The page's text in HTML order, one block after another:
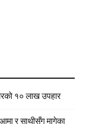
१० लाख उपहार
र साथीसँग मागेका